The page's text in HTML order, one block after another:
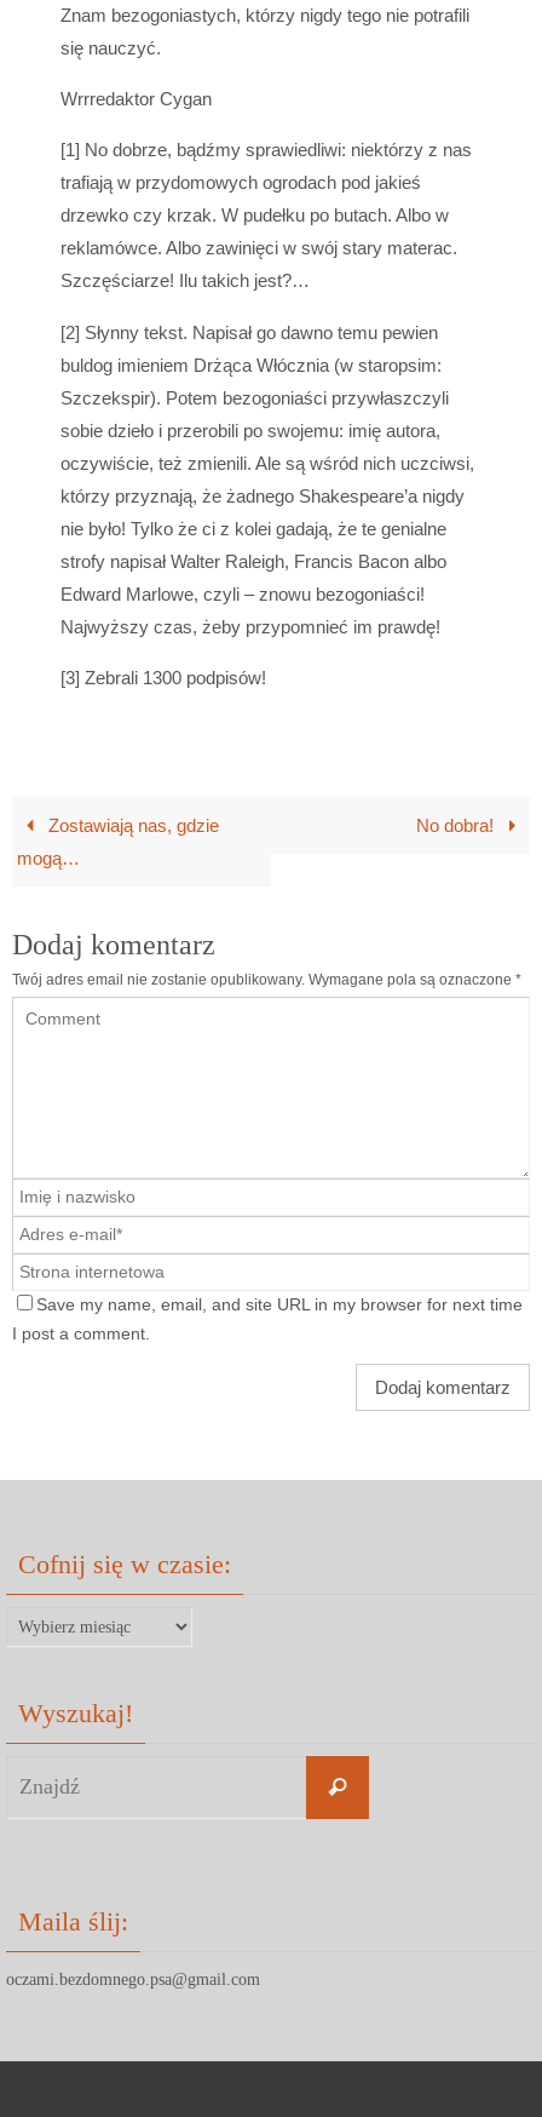
Znam bezogoniastych, którzy nigdy tego nie potrafili
się nauczyć.
Wrrredaktor Cygan
[1] No dobrze, bądźmy sprawiedliwi: niektórzy z nas
trafiają w przydomowych ogrodach pod jakieś
drzewko czy krzak. W pudełku po butach. Albo w
reklamówce. Albo zawinięci w swój stary materac.
Szczęściarze! Ilu takich jest?…
[2] Słynny tekst. Napisał go dawno temu pewien
buldog imieniem Drżąca Włócznia (w staropsim:
Szczekspir). Potem bezogoniaści przywłaszczyli
sobie dzieło i przerobili po swojemu: imię autora,
oczywiście, też zmienili. Ale są wśród nich uczciwsi,
którzy przyznają, że żadnego Shakespeare’a nigdy
nie było! Tylko że ci z kolei gadają, że te genialne
strofy napisał Walter Raleigh, Francis Bacon albo
Edward Marlowe, czyli – znowu bezogoniaści!
Najwyższy czas, żeby przypomnieć im prawdę!
[3] Zebrali 1300 podpisów!
Zostawiają nas, gdzie
mogą…
No dobra!
Dodaj komentarz
Twój adres email nie zostanie opublikowany. Wymagane pola są oznaczone *
Save my name, email, and site URL in my browser for next time
I post a comment.
Cofnij się w czasie:
Cofnij
się
czasie:
Wyszukaj!
Znajdź
Maila ślij:
oczami.bezdomnego.psa@gmail.com